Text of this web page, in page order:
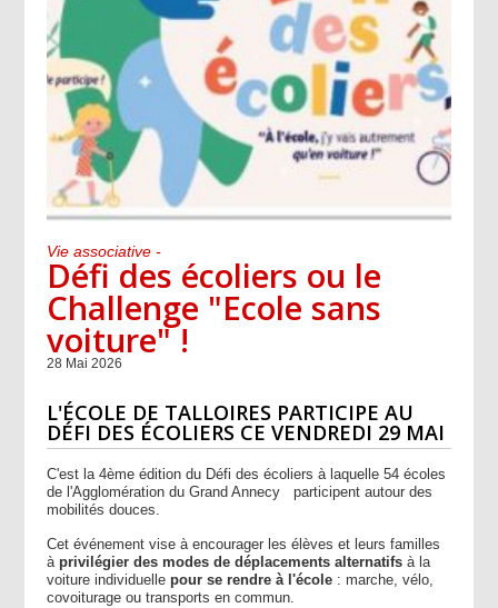
Vie associative -
Défi des écoliers ou le
Challenge "Ecole sans
voiture" !
28 Mai 2026
L'ÉCOLE DE TALLOIRES PARTICIPE AU
DÉFI DES ÉCOLIERS CE VENDREDI 29 MAI
C'est la 4ème édition du Défi des écoliers à laquelle 54 écoles
de l'Agglomération du Grand Annecy participent autour des
mobilités douces.
Cet événement vise à encourager les élèves et leurs familles
àprivilégier des modes de déplacements alternatifs à la
voiture individuellepour se rendre à l'école : marche, vélo,
covoiturage ou transports en commun.